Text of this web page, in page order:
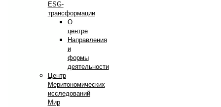
ESG-
трансформации
О
центре
Направления
и
формы
деятельности
Центр
Меритономических
исследований
Мир